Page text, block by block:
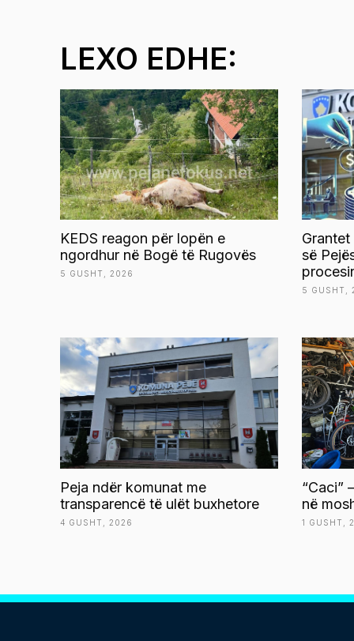
LEXO EDHE:
KEDS reagon për lopën e
ngordhur në Bogë të Rugovës
5 GUSHT, 2026
së
5 GUSHT,
Peja ndër komunat me
transparencë të ulët buxhetore
4 GUSHT, 2026
“Caci”
në
1 GUSHT,